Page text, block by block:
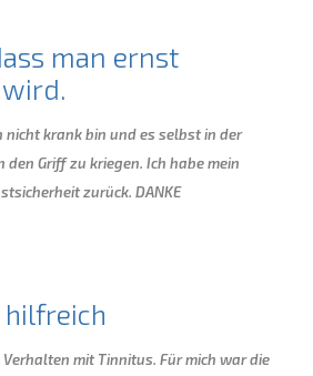
man ernst
nicht krank bin und es selbst in der
den Griff zu kriegen. Ich habe mein
zurück. DANKE
mit Tinnitus. Für mich war die